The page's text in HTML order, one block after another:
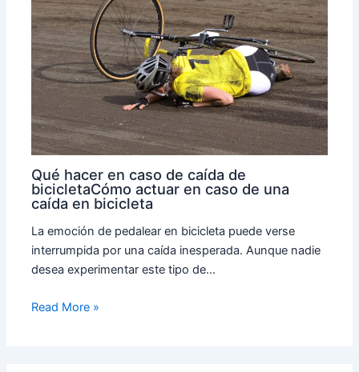
Qué hacer en caso de caída de
bicicletaCómo actuar en caso de una
caída en bicicleta
La emoción de pedalear en bicicleta puede verse
interrumpida por una caída inesperada. Aunque nadie
desea experimentar este tipo de…
Read More »